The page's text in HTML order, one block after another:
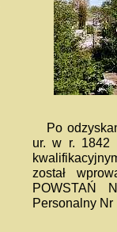
Po
ur. w r. 1842
został
POWSTAŃ
Personalny Nr